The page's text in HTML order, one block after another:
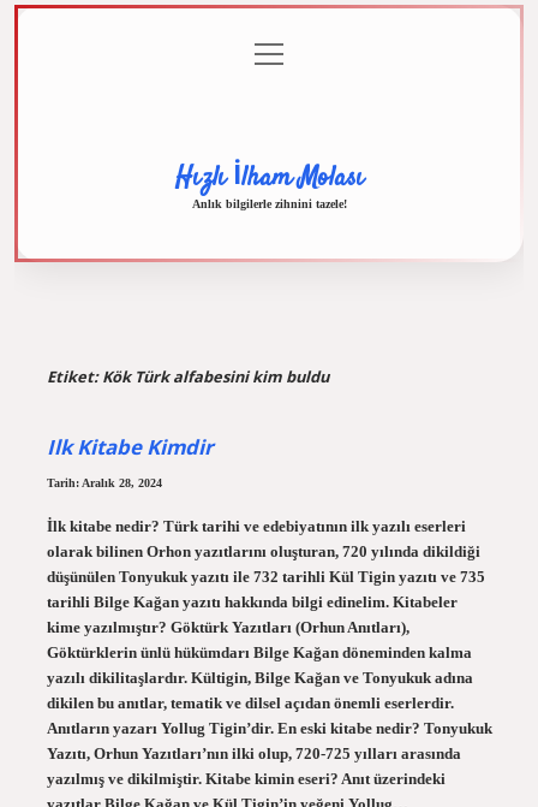
menüyü
aç
Hızlı İlham Molası
Anlık bilgilerle zihnini tazele!
Etiket:Kök Türk alfabesini kim buldu
Ilk Kitabe Kimdir
Tarih: Aralık 28, 2024
İlk kitabe nedir? Türk tarihi ve edebiyatının ilk yazılı eserleri
olarak bilinen Orhon yazıtlarını oluşturan, 720 yılında dikildiği
düşünülen Tonyukuk yazıtı ile 732 tarihli Kül Tigin yazıtı ve 735
tarihli Bilge Kağan yazıtı hakkında bilgi edinelim. Kitabeler
kime yazılmıştır? Göktürk Yazıtları (Orhun Anıtları),
Göktürklerin ünlü hükümdarı Bilge Kağan döneminden kalma
yazılı dikilitaşlardır. Kültigin, Bilge Kağan ve Tonyukuk adına
dikilen bu anıtlar, tematik ve dilsel açıdan önemli eserlerdir.
Anıtların yazarı Yollug Tigin’dir. En eski kitabe nedir? Tonyukuk
Yazıtı, Orhun Yazıtları’nın ilki olup, 720-725 yılları arasında
yazılmış ve dikilmiştir. Kitabe kimin eseri? Anıt üzerindeki